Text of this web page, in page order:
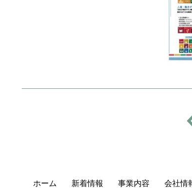
ホーム 新着情報 事業内容 会社情